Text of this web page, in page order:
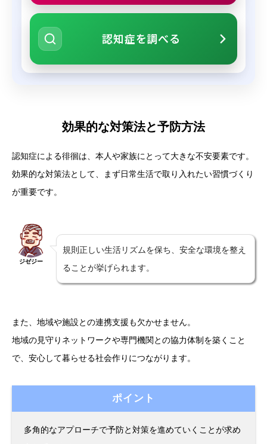
認知症を調べる
効果的な対策法と予防方法
認知症による徘徊は、本人や家族にとって大きな不安要素です。
効果的な対策法として、まず日常生活で取り入れたい習慣づくり
が重要です。
ジゼジー
規則正しい生活リズムを保ち、安全な環境を整え
ることが挙げられます。
また、地域や施設との連携支援も欠かせません。
地域の見守りネットワークや専門機関との協力体制を築くこと
で、安心して暮らせる社会作りにつながります。
ポイント
多角的なアプローチで予防と対策を進めていくことが求め